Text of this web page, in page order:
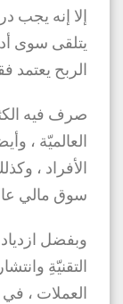
إلا إنه يجب
يتلقى سوى
الربح يعتمد
صرف فيه
العالميّة ،
الأفراد ،
سوق مالي
وبفضل
التقنيّةِ
العملات ،